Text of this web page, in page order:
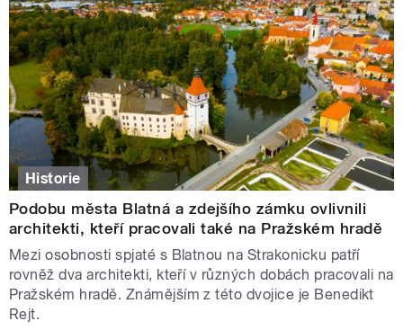
Historie
Podobu města Blatná a zdejšího zámku ovlivnili
architekti, kteří pracovali také na Pražském hradě
Mezi osobnosti spjaté s Blatnou na Strakonicku patří
rovněž dva architekti, kteří v různých dobách pracovali na
Pražském hradě. Známějším z této dvojice je Benedikt
Rejt.